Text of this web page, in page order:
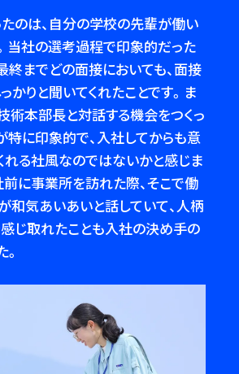
のは、自分の学校の先輩が働い
当社の選考過程で印象的だった
終までどの面接においても、面接
かりと聞いてくれたことです。ま
術本部長と対話する機会をつくっ
特に印象的で、入社してからも意
れる社風なのではないかと感じま
前に事業所を訪れた際、そこで働
和気あいあいと話していて、人柄
じ取れたことも入社の決め手の